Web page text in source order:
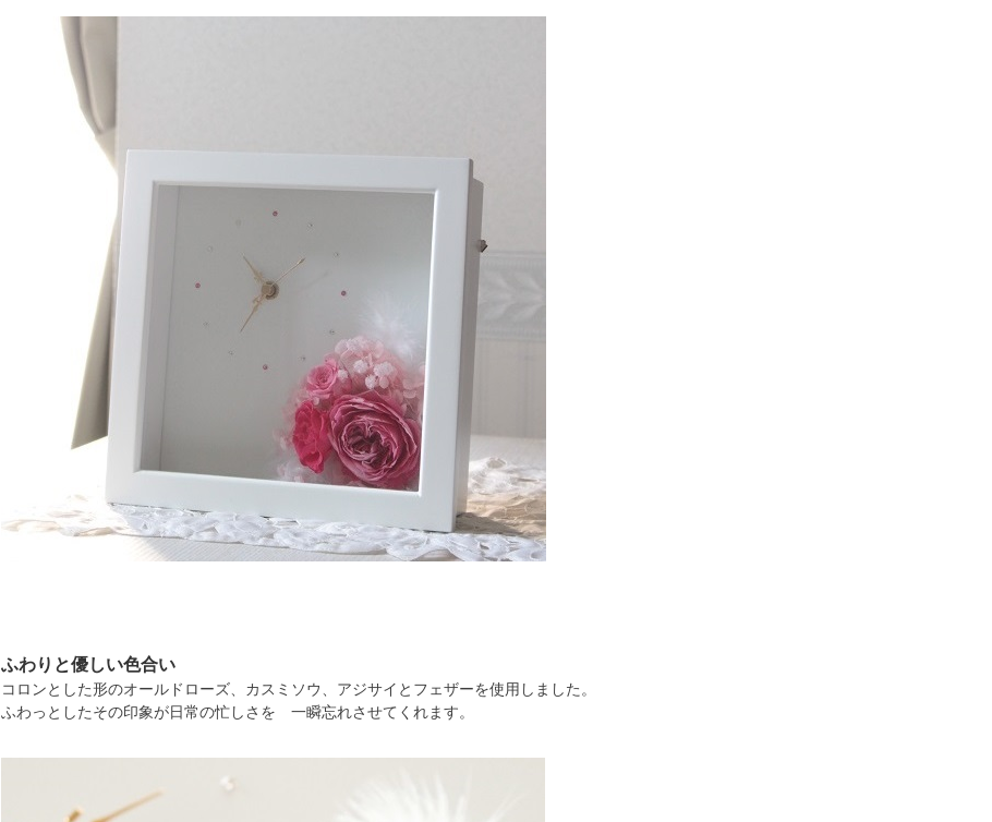
ふわりと優しい色合い
コロンとした形のオールドローズ、カスミソウ、アジサイとフェザーを使用しました。
ふわっとしたその印象が日常の忙しさを 一瞬忘れさせてくれます。